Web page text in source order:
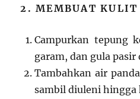
2. MEMBUAT KULIT
Campurkan tepung
garam, dan gula pasir
Tambahkan air
sambil diuleni hingga